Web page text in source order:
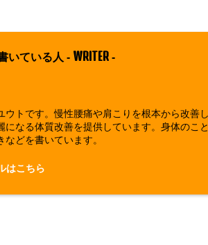
いている人 - WRITER -
ウトです。慢性腰痛や肩こりを根本から改善
になる体質改善を提供しています。身体のこ
どを書いています。
はこちら